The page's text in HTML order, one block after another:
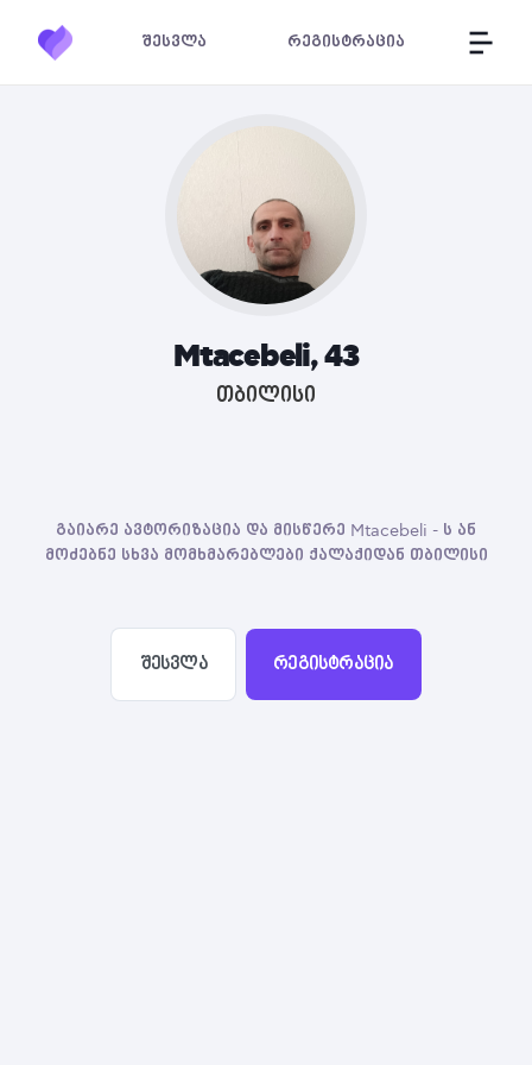
შესვლა რეგისტრაცია
Mtacebeli, 43
თბილისი
გაიარე ავტორიზაცია და მისწერე Mtacebeli - ს ან
მოძებნე სხვა მომხმარებლები ქალაქიდან თბილისი
შესვლა რეგისტრაცია